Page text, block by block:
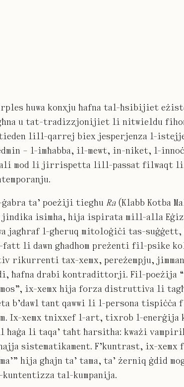
huwa konxju ħafna tal-ħsibijiet
u tat-tradizzjonijiet li nitwieldu
lill-qarrej biex jesperjenza l-
– l-imħabba, il-mewt, in-niket, l-
mod li jirrispetta lill-passat filwaqt li
ta’ poeżiji tiegħu Ra (Klabb Kotba
isimha, hija ispirata mill-alla
jagħraf l-għeruq mitoloġiċi tas-suġġett,
li dawn għadhom preżenti fil-psike
rikurrenti tax-xemx, pereżempju,
ħafna drabi kontradittorji. Fil-poeżija
ix-xemx hija forza distruttiva li
b’dawl tant qawwi li l-persona tispiċċa
Ix-xemx tnixxef l-art, tixrob l-
ħaġa li taqa’ taħt ħarsitha: kważi
sistematikament. F’kuntrast, ix-xemx
hija għajn ta’ tama, ta’ żerniq ġdid
tal-kumpanija.